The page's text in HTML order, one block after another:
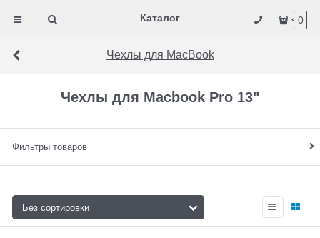
Каталог 0
Чехлы для MacBook
Чехлы для Macbook Pro 13"
Фильтры товаров